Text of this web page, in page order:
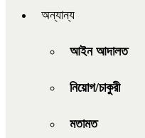
অন্যান্য
আইন আদালত
নিয়োগ/চাকুরী
মতামত